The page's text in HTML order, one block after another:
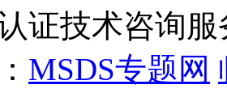
证技术咨询
MSDS专题网